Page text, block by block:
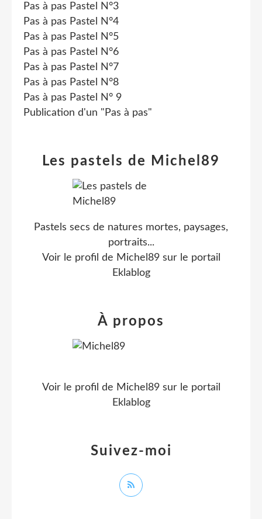
Pas à pas Pastel N°3
Pas à pas Pastel N°4
Pas à pas Pastel N°5
Pas à pas Pastel N°6
Pas à pas Pastel N°7
Pas à pas Pastel N°8
Pas à pas Pastel N° 9
Publication d'un "Pas à pas"
Les pastels de Michel89
Pastels secs de natures mortes, paysages,
portraits...
Voir le profil de Michel89sur le portail
Eklablog
Suivez-moi
À propos
Voir le profil de Michel89sur le portail
Eklablog